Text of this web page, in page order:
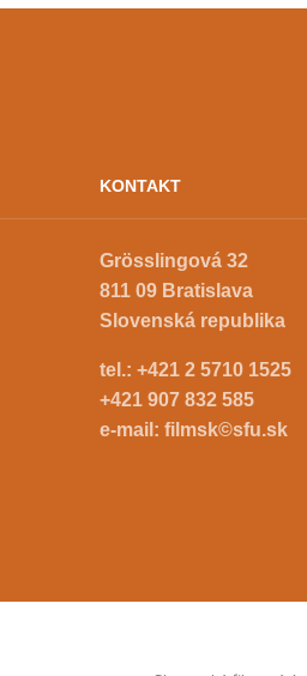
KONTAKT
Grösslingová 32
811 09 Bratislava
Slovenská republika
tel.: +421 2 5710 1525
+421 907 832 585
e-mail: filmsk©sfu.sk